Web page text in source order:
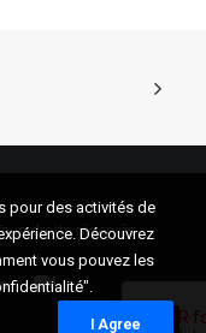
droits réservés.
pour des activités de
Découvrez
vous pouvez les
I Agree